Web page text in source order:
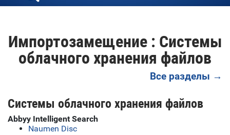
Импортозамещение : Системы
облачного хранения файлов
Все разделы →
Системы облачного хранения файлов
Abbyy Intelligent Search
Naumen Disc